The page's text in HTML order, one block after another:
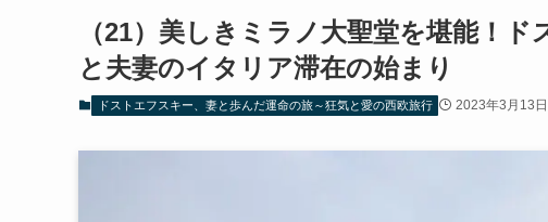
（21）美しきミラノ大聖堂を堪能！
と夫妻のイタリア滞在の始まり
ドストエフスキー、妻と歩んだ運命の旅～狂気と愛の西欧旅行 2023年3月13日